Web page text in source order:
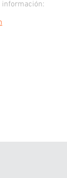
información: